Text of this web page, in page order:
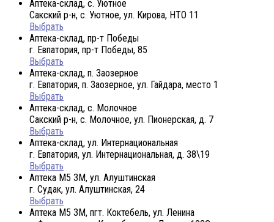
Аптека-склад, с. Уютное
Сакский р-н, с. Уютное, ул. Кирова, НТО 11
Выбрать
Аптека-склад, пр-т Победы
г. Евпатория, пр-т Победы, 85
Выбрать
Аптека-склад, п. Заозерное
г. Евпатория, п. Заозерное, ул. Гайдара, место 1
Выбрать
Аптека-склад, с. Молочное
Сакский р-н, с. Молочное, ул. Пионерская, д. 7
Выбрать
Аптека-склад, ул. Интернациональная
г. Евпатория, ул. Интернациональная, д. 38\19
Выбрать
Аптека М5 3М, ул. Алуштинская
г. Судак, ул. Алуштинская, 24
Выбрать
Аптека М5 3М, пгт. Коктебель, ул. Ленина